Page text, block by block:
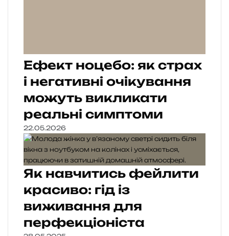
Ефект ноцебо: як страх
і негативні очікування
можуть викликати
реальні симптоми
22.05.2026
Як навчитись фейлити
красиво: гід із
виживання для
перфекціоніста